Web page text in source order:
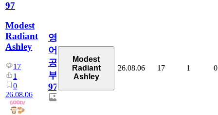
97
Modest
Radiant
Ashley
17
1
0
26.08.06
영
어
공
부
97
Modest
Radiant
Ashley
26.08.06 17 1 0